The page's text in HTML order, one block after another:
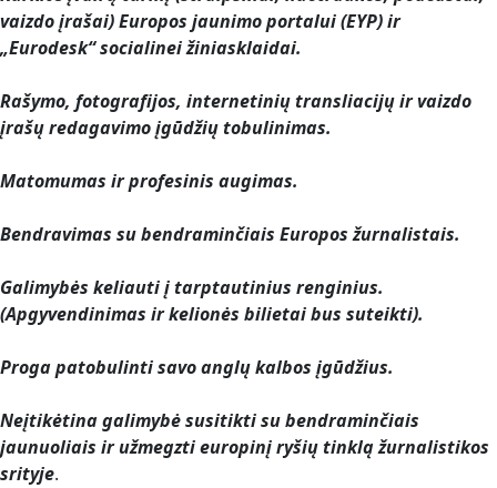
vaizdo įrašai) Europos jaunimo portalui (EYP) ir
„Eurodesk“ socialinei žiniasklaidai.
Rašymo, fotografijos, internetinių transliacijų ir vaizdo
įrašų redagavimo įgūdžių tobulinimas.
Matomumas ir profesinis augimas.
Bendravimas su bendraminčiais Europos žurnalistais.
Galimybės keliauti į tarptautinius renginius.
(Apgyvendinimas ir kelionės bilietai bus suteikti).
Proga patobulinti savo anglų kalbos įgūdžius.
Neįtikėtina galimybė susitikti su bendraminčiais
jaunuoliais ir užmegzti europinį ryšių tinklą žurnalistikos
srityje.